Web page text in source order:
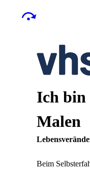
Ich bin
Malen
Beim